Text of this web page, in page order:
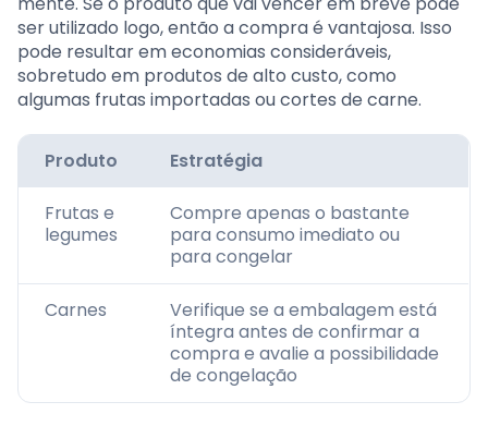
ser utilizado logo, então a compra é vantajosa. Isso
pode resultar em economias consideráveis,
sobretudo em produtos de alto custo, como
algumas frutas importadas ou cortes de carne.
Produto Estratégia
Frutas e
legumes
Compre apenas o bastante
para consumo imediato ou
para congelar
Carnes
Verifique se a embalagem está
íntegra antes de confirmar a
compra e avalie a possibilidade
de congelação